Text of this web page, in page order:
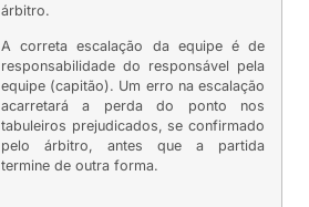
árbitro.
A correta escalação da equipe é de
responsabilidade do responsável pela
equipe (capitão). Um erro na escalação
acarretará a perda do ponto nos
tabuleiros prejudicados, se confirmado
pelo árbitro, antes que a partida
termine de outra forma.